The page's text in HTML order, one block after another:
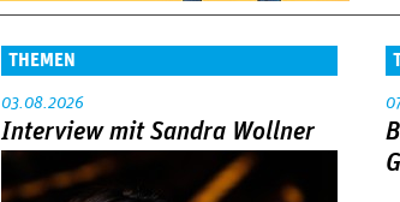
THEMEN
03.08.2026
Interview mit Sandra Wollner